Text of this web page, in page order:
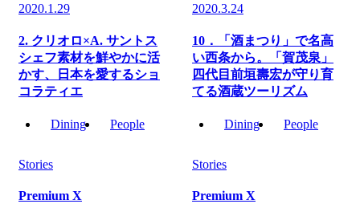
2020.1.29
2. クリオロ×A. サントス
シェフ素材を鮮やかに活
かす、日本を愛するショ
コラティエ
Dining People
2020.3.24
10．「酒まつり」で名高
い西条から。「賀茂泉」
四代目前垣壽宏が守り育
てる酒蔵ツーリズム
Dining People
Stories
Premium X
Stories
Premium X